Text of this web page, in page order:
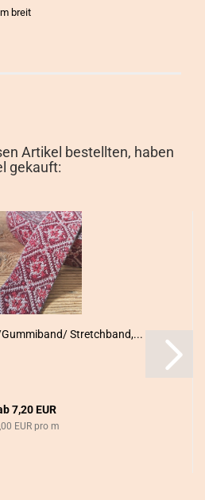
breit
Artikel bestellten, haben
gekauft:
Stretch­band,...
7,20 EUR
EUR pro m